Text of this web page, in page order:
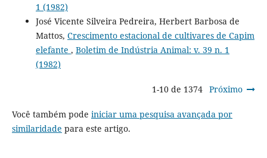
1 (1982)
José Vicente Silveira Pedreira, Herbert Barbosa de
Mattos, Crescimento estacional de cultivares de Capim
elefante , Boletim de Indústria Animal: v. 39 n. 1
(1982)
1-10 de 1374 Próximo
Você também pode iniciar uma pesquisa avançada por
similaridade para este artigo.